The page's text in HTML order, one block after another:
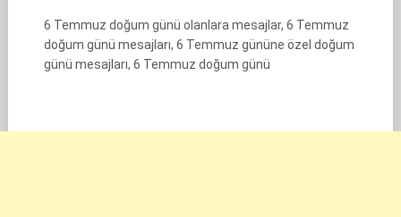
6 Temmuz doğum günü olanlara mesajlar, 6 Temmuz
doğum günü mesajları, 6 Temmuz gününe özel doğum
günü mesajları, 6 Temmuz doğum günü